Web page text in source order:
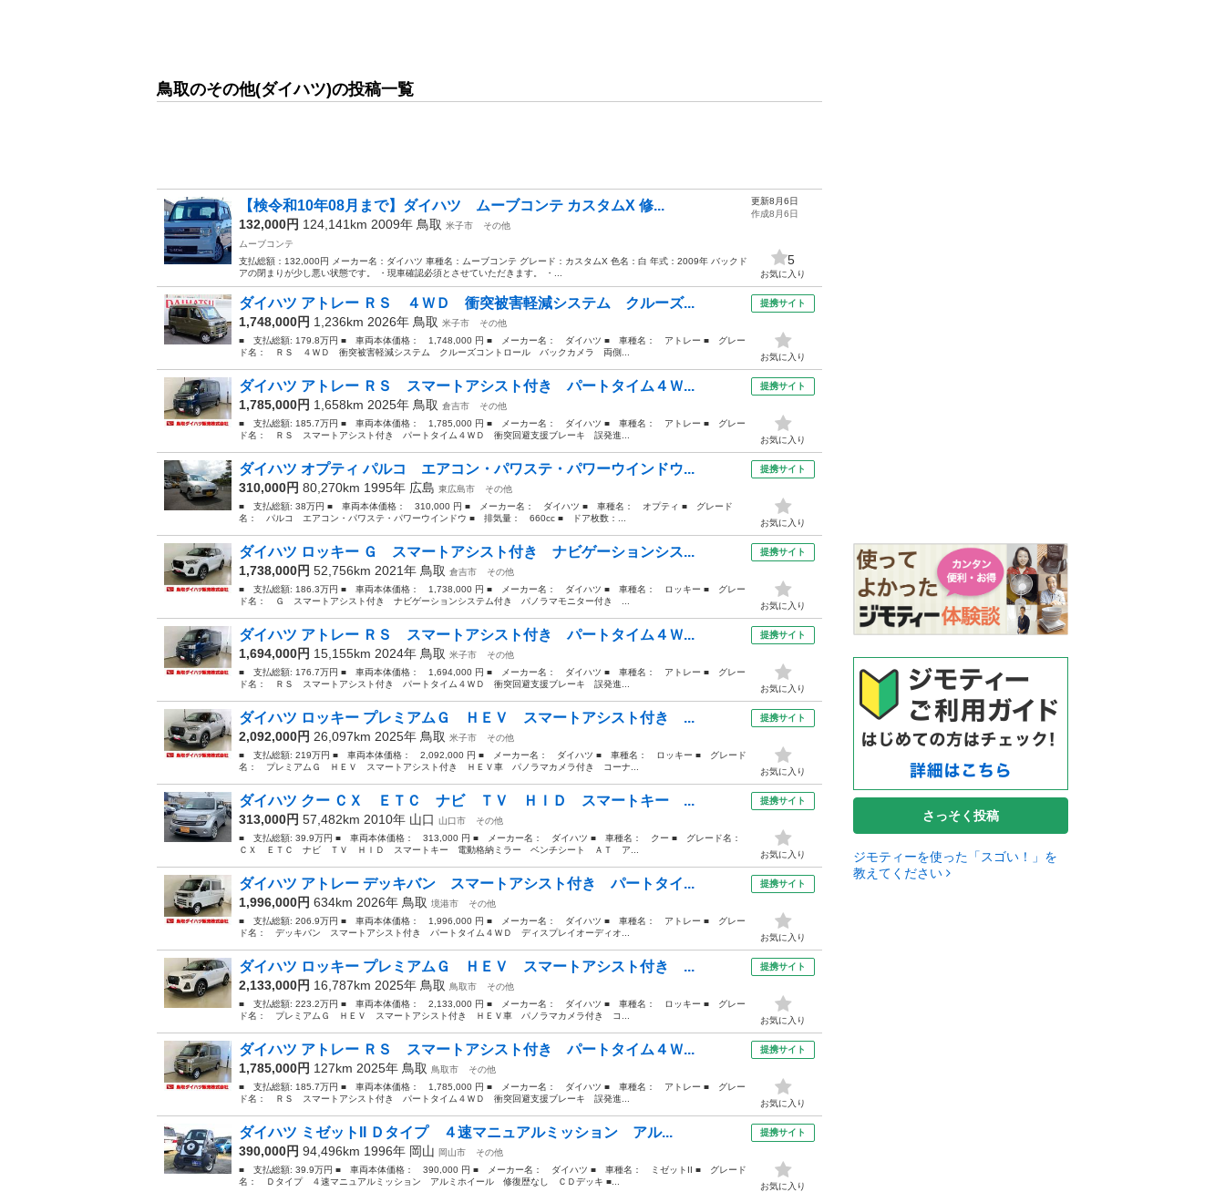
鳥取のその他(ダイハツ)の投稿一覧
【検令和10年08月まで】ダイハツ ムーブコンテ カスタムX 修...
132,000円 124,141km 2009年 鳥取 米子市
その他
ムーブコンテ
支払総額：132,000円 メーカー名：ダイハツ 車種名：ムーブコンテ グレード：カスタムX 色名：白 年式：2009年 バックド
アの閉まりが少し悪い状態です。 ・現車確認必須とさせていただきます。 ・...
更新8月6日
作成8月6日
5
お気に入り
ダイハツ アトレー ＲＳ ４ＷＤ 衝突被害軽減システム クルーズ...
1,748,000円 1,236km 2026年 鳥取 米子市
その他
■ 支払総額: 179.8万円 ■ 車両本体価格： 1,748,000 円 ■ メーカー名： ダイハツ ■ 車種名： アトレー ■ グレー
ド名： ＲＳ ４ＷＤ 衝突被害軽減システム クルーズコントロール バックカメラ 両側...
提携サイト
お気に入り
ダイハツ アトレー ＲＳ スマートアシスト付き パートタイム４Ｗ...
1,785,000円 1,658km 2025年 鳥取 倉吉市
その他
■ 支払総額: 185.7万円 ■ 車両本体価格： 1,785,000 円 ■ メーカー名： ダイハツ ■ 車種名： アトレー ■ グレー
ド名： ＲＳ スマートアシスト付き パートタイム４ＷＤ 衝突回避支援ブレーキ 誤発進...
提携サイト
お気に入り
ダイハツ オプティ パルコ エアコン・パワステ・パワーウインドウ...
310,000円 80,270km 1995年 広島 東広島市
その他
■ 支払総額: 38万円 ■ 車両本体価格： 310,000 円 ■ メーカー名： ダイハツ ■ 車種名： オプティ ■ グレード
名： パルコ エアコン・パワステ・パワーウインドウ ■ 排気量： 660cc ■ ドア枚数：...
提携サイト
お気に入り
ダイハツ ロッキー Ｇ スマートアシスト付き ナビゲーションシス...
1,738,000円 52,756km 2021年 鳥取 倉吉市
その他
■ 支払総額: 186.3万円 ■ 車両本体価格： 1,738,000 円 ■ メーカー名： ダイハツ ■ 車種名： ロッキー ■ グレー
ド名： Ｇ スマートアシスト付き ナビゲーションシステム付き パノラマモニター付き ...
提携サイト
お気に入り
ダイハツ アトレー ＲＳ スマートアシスト付き パートタイム４Ｗ...
1,694,000円 15,155km 2024年 鳥取 米子市
その他
■ 支払総額: 176.7万円 ■ 車両本体価格： 1,694,000 円 ■ メーカー名： ダイハツ ■ 車種名： アトレー ■ グレー
ド名： ＲＳ スマートアシスト付き パートタイム４ＷＤ 衝突回避支援ブレーキ 誤発進...
提携サイト
お気に入り
ダイハツ ロッキー プレミアムＧ ＨＥＶ スマートアシスト付き ...
2,092,000円 26,097km 2025年 鳥取 米子市
その他
■ 支払総額: 219万円 ■ 車両本体価格： 2,092,000 円 ■ メーカー名： ダイハツ ■ 車種名： ロッキー ■ グレード
名： プレミアムＧ ＨＥＶ スマートアシスト付き ＨＥＶ車 パノラマカメラ付き コーナ...
提携サイト
お気に入り
ダイハツ クー ＣＸ ＥＴＣ ナビ ＴＶ ＨＩＤ スマートキー ...
313,000円 57,482km 2010年 山口 山口市
その他
■ 支払総額: 39.9万円 ■ 車両本体価格： 313,000 円 ■ メーカー名： ダイハツ ■ 車種名： クー ■ グレード名：
ＣＸ ＥＴＣ ナビ ＴＶ ＨＩＤ スマートキー 電動格納ミラー ベンチシート ＡＴ ア...
提携サイト
お気に入り
ダイハツ アトレー デッキバン スマートアシスト付き パートタイ...
1,996,000円 634km 2026年 鳥取 境港市
その他
■ 支払総額: 206.9万円 ■ 車両本体価格： 1,996,000 円 ■ メーカー名： ダイハツ ■ 車種名： アトレー ■ グレー
ド名： デッキバン スマートアシスト付き パートタイム４ＷＤ ディスプレイオーディオ...
提携サイト
お気に入り
ダイハツ ロッキー プレミアムＧ ＨＥＶ スマートアシスト付き ...
2,133,000円 16,787km 2025年 鳥取 鳥取市
その他
■ 支払総額: 223.2万円 ■ 車両本体価格： 2,133,000 円 ■ メーカー名： ダイハツ ■ 車種名： ロッキー ■ グレー
ド名： プレミアムＧ ＨＥＶ スマートアシスト付き ＨＥＶ車 パノラマカメラ付き コ...
提携サイト
お気に入り
ダイハツ アトレー ＲＳ スマートアシスト付き パートタイム４Ｗ...
1,785,000円 127km 2025年 鳥取 鳥取市
その他
■ 支払総額: 185.7万円 ■ 車両本体価格： 1,785,000 円 ■ メーカー名： ダイハツ ■ 車種名： アトレー ■ グレー
ド名： ＲＳ スマートアシスト付き パートタイム４ＷＤ 衝突回避支援ブレーキ 誤発進...
提携サイト
お気に入り
ダイハツ ミゼットII Ｄタイプ ４速マニュアルミッション アル...
390,000円 94,496km 1996年 岡山 岡山市
その他
■ 支払総額: 39.9万円 ■ 車両本体価格： 390,000 円 ■ メーカー名： ダイハツ ■ 車種名： ミゼットII ■ グレード
名： Ｄタイプ ４速マニュアルミッション アルミホイール 修復歴なし ＣＤデッキ ■...
提携サイト
お気に入り
さっそく投稿
ジモティーを使った「スゴい！」を
教えてください